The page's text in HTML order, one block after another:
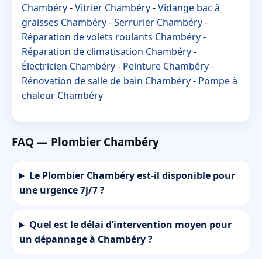
Chambéry-Vitrier Chambéry-Vidange bac à
graisses Chambéry-Serrurier Chambéry-
Réparation de volets roulants Chambéry-
Réparation de climatisation Chambéry-
Électricien Chambéry- Peinture Chambéry-
Rénovation de salle de bain Chambéry- Pompe à
chaleur Chambéry
FAQ — Plombier Chambéry
Le Plombier Chambéry est‑il disponible pour
une urgence 7j/7 ?
Quel est le délai d’intervention moyen pour
un dépannage à Chambéry ?